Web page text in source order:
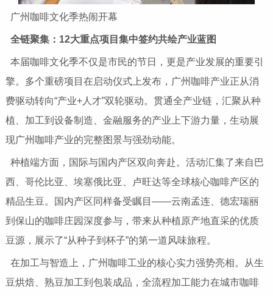
广州咖啡文化季热闹开幕
全链聚集：12大重点项目集中签约共绘产业蓝图
本届咖啡文化季不仅是市民的节日，更是产业发展的重要引
擎。多个重磅项目在启动仪式上发布，广州咖啡产业正从消
费驱动转向“产业+人才”双轮驱动。贯通全产业链，汇聚从种
植、加工到设备制造、金融服务的产业上下游力量，生动展
现广州咖啡产业的完整图景与强劲动能。
种植端方面，国际与国内产区双向奔赴。活动汇集了来自巴
西、哥伦比亚、埃塞俄比亚、卢旺达等全球核心咖啡产区的
精品生豆。国内产区同样备受瞩目——云南孟连、德宏瑞丽
到保山的咖啡庄园深度参与，带来从种植原产地直采的优质
豆源，展示了“从种子到杯子”的第一道风味旅程。
在加工与智造上，广州咖啡工业的核心实力强势亮相。从生
豆烘焙、熟豆加工到包装成品，全流程加工能力在城市咖啡